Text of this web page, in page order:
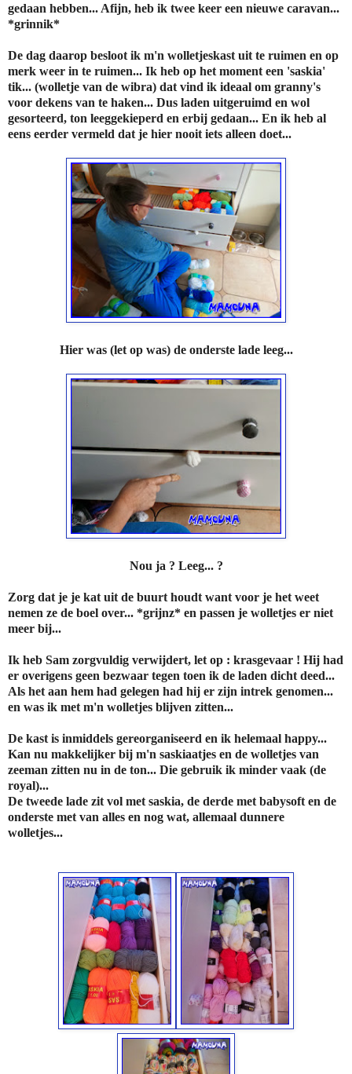
gedaan hebben... Afijn, heb ik twee keer een nieuwe caravan...
*grinnik*
De dag daarop besloot ik m'n wolletjeskast uit te ruimen en op
merk weer in te ruimen... Ik heb op het moment een 'saskia'
tik... (wolletje van de wibra) dat vind ik ideaal om granny's
voor dekens van te haken... Dus laden uitgeruimd en wol
gesorteerd, ton leeggekieperd en erbij gedaan... En ik heb al
eens eerder vermeld dat je hier nooit iets alleen doet...
Hier was (let op was) de onderste lade leeg...
Nou ja ? Leeg... ?
Zorg dat je je kat uit de buurt houdt want voor je het weet
nemen ze de boel over... *grijnz* en passen je wolletjes er niet
meer bij...
Ik heb Sam zorgvuldig verwijdert, let op : krasgevaar ! Hij had
er overigens geen bezwaar tegen toen ik de laden dicht deed...
Als het aan hem had gelegen had hij er zijn intrek genomen...
en was ik met m'n wolletjes blijven zitten...
De kast is inmiddels gereorganiseerd en ik helemaal happy...
Kan nu makkelijker bij m'n saskiaatjes en de wolletjes van
zeeman zitten nu in de ton... Die gebruik ik minder vaak (de
royal)...
De tweede lade zit vol met saskia, de derde met babysoft en de
onderste met van alles en nog wat, allemaal dunnere
wolletjes...